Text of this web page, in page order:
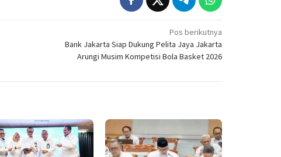
Pos berikutnya
Bank Jakarta Siap Dukung Pelita Jaya Jakarta
Arungi Musim Kompetisi Bola Basket 2026